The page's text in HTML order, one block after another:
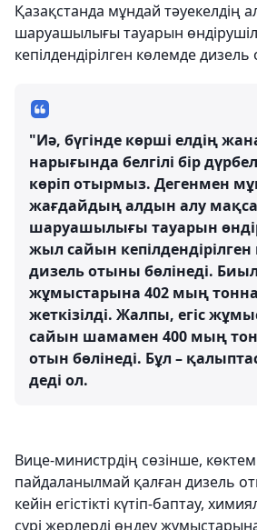
Қазақстанда мұндай тәуекелдің
шаруашылығы тауарын
кепілдендірілген көлемде
"Иә, бүгінде көрші елдің
нарығында белгілі бір
көріп отырмыз. Дегенмен
жағдайдың алдын алу
шаруашылығы тауарын
жыл сайын
дизель отыны бөлінеді.
жұмыстарына 402 мың
жеткізілді. Жалпы, егіс
сайын шамамен 400 мың
отын бөлінеді. Бұл –
деді ол.
Вице-министрдің сөзінше,
пайдаланылмай қалған дизель
кейін егістікті күтіп-баптау,
сүрі жерлерді өңдеу